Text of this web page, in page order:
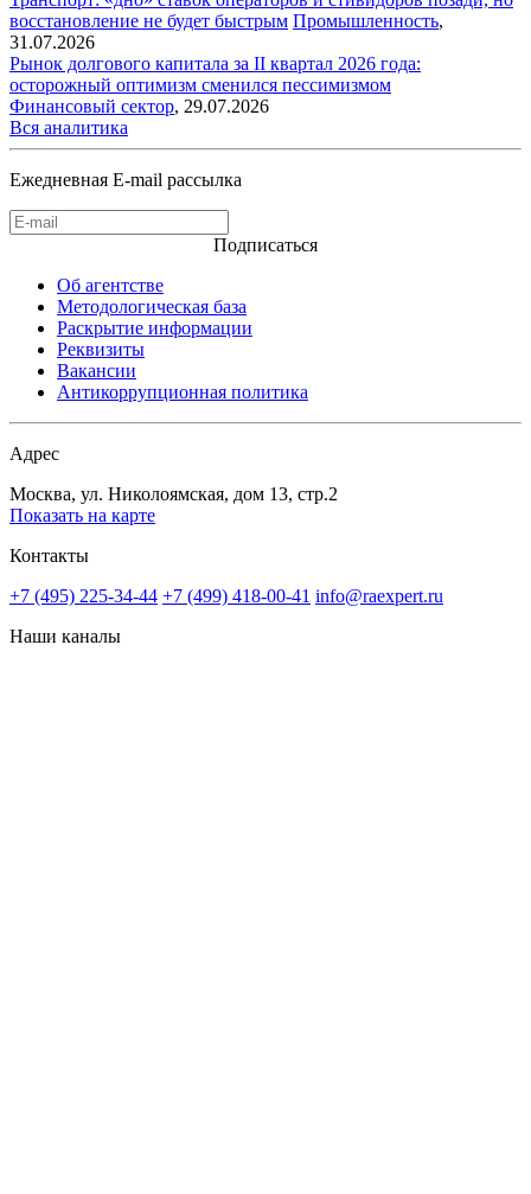
восстановление не будет быстрым Промышленность,
31.07.2026
Рынок долгового капитала за II квартал 2026 года:
осторожный оптимизм сменился пессимизмом
Финансовый сектор, 29.07.2026
Вся аналитика
Ежедневная E-mail рассылка
Подписаться
Об агентстве
Методологическая база
Раскрытие информации
Реквизиты
Вакансии
Антикоррупционная политика
Адрес
Москва, ул. Николоямская, дом 13, стр.2
Показать на карте
Контакты
+7 (495) 225-34-44 +7 (499) 418-00-41 info@raexpert.ru
Наши каналы